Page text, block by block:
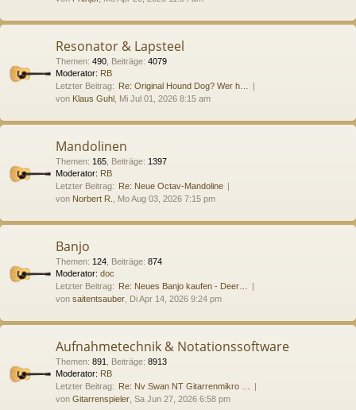
Resonator & Lapsteel
Themen: 490 Beiträge: 4079
Moderator: RB
Letzter Beitrag: Re: Original Hound Dog? Wer h…
von Klaus Guhl , Mi Jul 01, 2026 8:15 am
Mandolinen
Themen: 165 Beiträge: 1397
Moderator: RB
Letzter Beitrag: Re: Neue Octav-Mandoline
von Norbert R. , Mo Aug 03, 2026 7:15 pm
Banjo
Themen: 124 Beiträge: 874
Moderator: doc
Letzter Beitrag: Re: Neues Banjo kaufen - Deer…
von saitentsauber , Di Apr 14, 2026 9:24 pm
Aufnahmetechnik & Notationssoftware
Themen: 891 Beiträge: 8913
Moderator: RB
Letzter Beitrag: Re: Nv Swan NT Gitarrenmikro …
von Gitarrenspieler , Sa Jun 27, 2026 6:58 pm